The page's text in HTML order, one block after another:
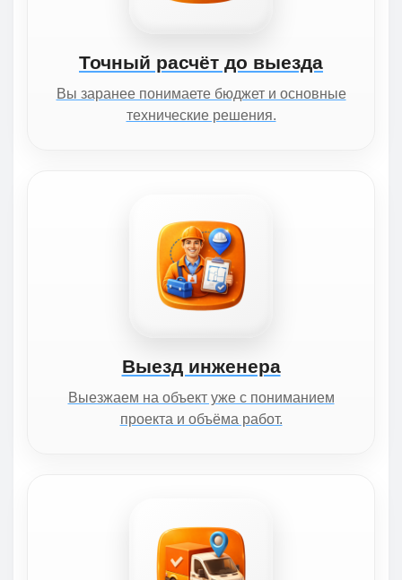
Точный расчёт до выезда
Вы заранее понимаете бюджет и основные
технические решения.
Выезд инженера
Выезжаем на объект уже с пониманием
проекта и объёма работ.